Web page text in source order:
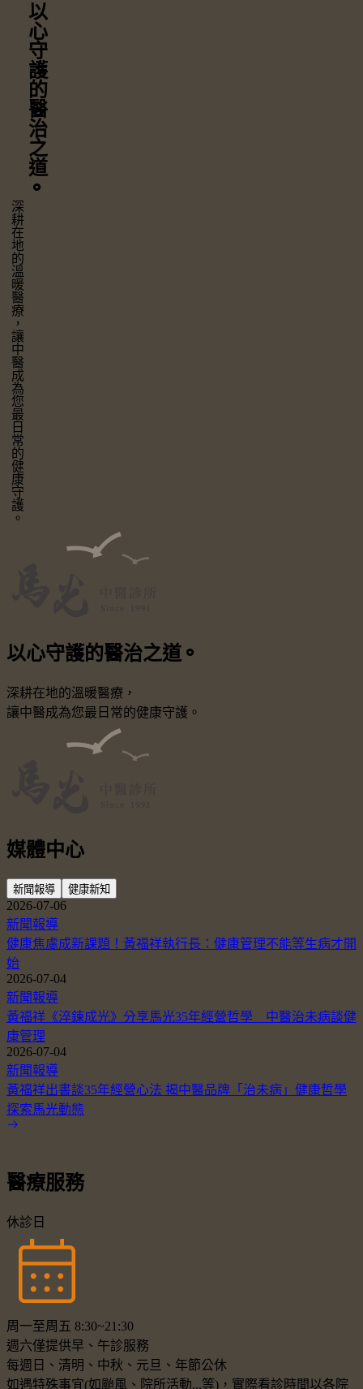
以心守護
的醫治之道
⚬
深耕在地的溫暖醫療，
讓中醫成為您最日常的健康守護。
以心守護的醫治之道 ⚬
深耕在地的溫暖醫療，
讓中醫成為您最日常的健康守護。
媒體中心
新聞報導 健康新知
2026-07-06
新聞報導
健康焦慮成新課題！黃福祥執行長：健康管理不能等生病才開
始
2026-07-04
新聞報導
黃福祥《淬鍊成光》分享馬光35年經營哲學 中醫治未病談健
康管理
2026-07-04
新聞報導
黃福祥出書談35年經營心法 揭中醫品牌「治未病」健康哲學
探索馬光動態
醫療服務
休診日
周一至周五 8:30~21:30
週六僅提供早、午診服務
每週日、清明、中秋、元旦、年節公休
如遇特殊事宜(如颱風、院所活動...等)，實際看診時間以各院